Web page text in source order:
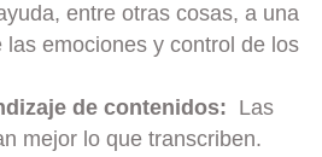
entre otras cosas, a una
las emociones y control de los
de contenidos: Las
mejor lo que transcriben.